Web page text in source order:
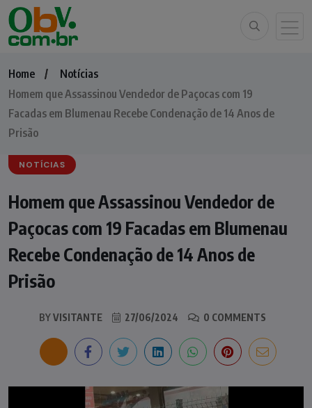
Home
Notícias
Homem que Assassinou Vendedor de Paçocas com 19
Facadas em Blumenau Recebe Condenação de 14 Anos de
Prisão
NOTÍCIAS
Homem que Assassinou Vendedor de
Paçocas com 19 Facadas em Blumenau
Recebe Condenação de 14 Anos de
Prisão
BYVISITANTE 27/06/2024 0 COMMENTS